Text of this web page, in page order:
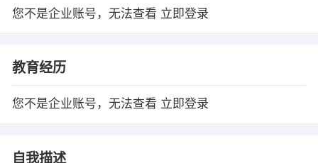
您不是企业账号，无法查看 立即登录
教育经历
您不是企业账号，无法查看 立即登录
自我描述